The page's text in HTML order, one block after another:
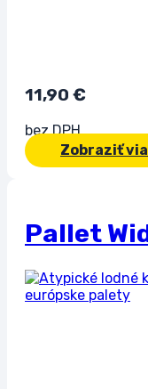
11,90 €
bez DPH
Zobraziť
Pallet